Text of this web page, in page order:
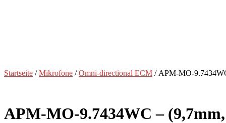
Startseite /Mikrofone /Omni-directional ECM / APM-MO-
APM-MO-9.7434WC –